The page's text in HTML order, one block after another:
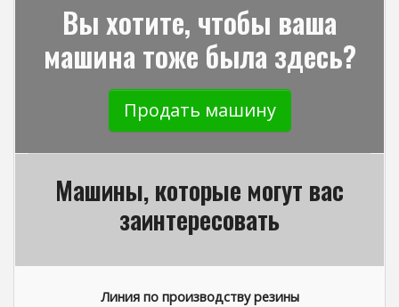
Вы хотите, чтобы ваша
машина тоже была здесь?
Продать машину
Машины, которые могут вас
заинтересовать
Линия по производству резины